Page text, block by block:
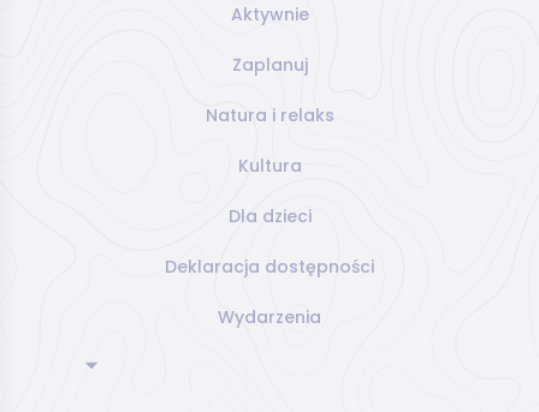
Aktywnie
Zaplanuj
Natura i relaks
Kultura
Dla dzieci
Deklaracja dostępności
Wydarzenia